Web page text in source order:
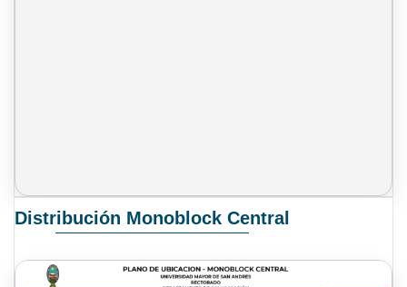
Distribución Monoblock Central